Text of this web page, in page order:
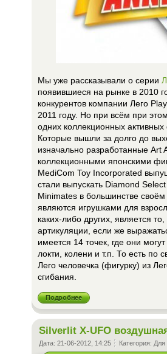
Мы уже рассказывали о серии
появившиеся на рынке в 2010
конкурентов компании Лего
2011 году. Но при всём при
одних коллекционных
Которые вышли за долго до
изначально разработанные Art
коллекционными японскими
MediCom Toy Incorporated
стали выпускать Diamond
Minimates в большинстве
являются игрушками для
каких-либо других, является
артикуляции, если же
имеется 14 точек, где они
локти, колени и т.п. То есть по
Лего человечка (фигурку) из
сгибания.
Подробнее
Silverlit X-UFO
Дата: 21-06-2012, 14:25 Категория: Для